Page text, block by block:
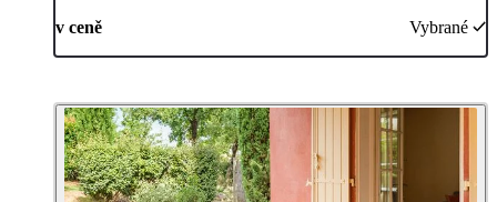
v ceně Vybrané